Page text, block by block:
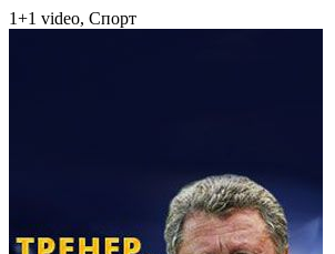
1+1 video, Спорт